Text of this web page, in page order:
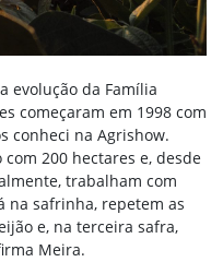
evolução da Família
começaram em 1998 com
conheci na Agrishow.
200 hectares e, desde
trabalham com
na safrinha, repetem as
e, na terceira safra,
Meira.